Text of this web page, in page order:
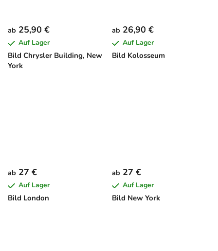
Bild Chrysler Building, New
York
ab 25,90 €
Auf Lager
Bild Kolosseum
ab 26,90 €
Auf Lager
Bild London
ab 27 €
Auf Lager
Bild New York
ab 27 €
Auf Lager